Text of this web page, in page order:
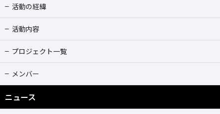
活動の経緯
活動内容
プロジェクト一覧
メンバー
ニュース